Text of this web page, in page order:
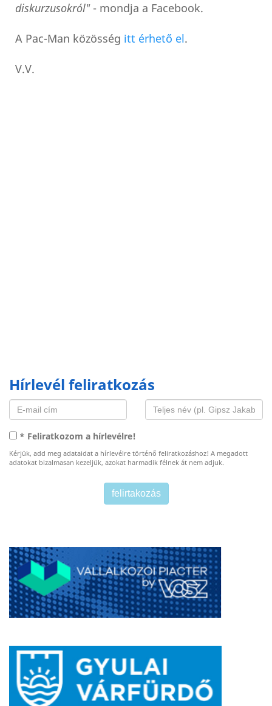
diskurzusokról"- mondja a Facebook.
A Pac-Man közösség itt érhető el.
V.V.
Hírlevél feliratkozás
* Feliratkozom a hírlevélre!
Kérjük, add meg adataidat a hírlevélre történő feliratkozáshoz! A megadott
adatokat bizalmasan kezeljük, azokat harmadik félnek át nem adjuk.